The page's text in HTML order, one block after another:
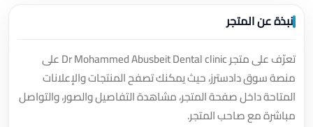
نبذة عن المتجر
تعرّف على متجر Dr Mohammed Abusbeit Dental clinic على
منصة سوق دادسترز، حيث يمكنك تصفح المنتجات والإعلانات
المتاحة داخل صفحة المتجر، مشاهدة التفاصيل والصور، والتواصل
مباشرة مع صاحب المتجر.